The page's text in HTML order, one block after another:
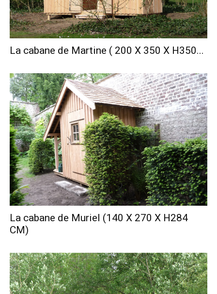
La cabane de Martine ( 200 X 350 X H350...
La cabane de Muriel (140 X 270 X H284
CM)